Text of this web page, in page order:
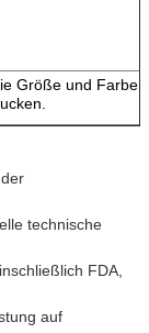
Größe und Farbe,
technische
FDA,
auf